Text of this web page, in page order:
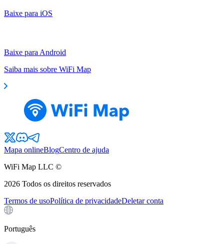
Baixe para iOS
Baixe para Android
Saiba mais sobre WiFi Map
Mapa onlineBlogCentro de ajuda
WiFi Map LLC ©
2026 Todos os direitos reservados
Termos de usoPolítica de privacidadeDeletar conta
Português